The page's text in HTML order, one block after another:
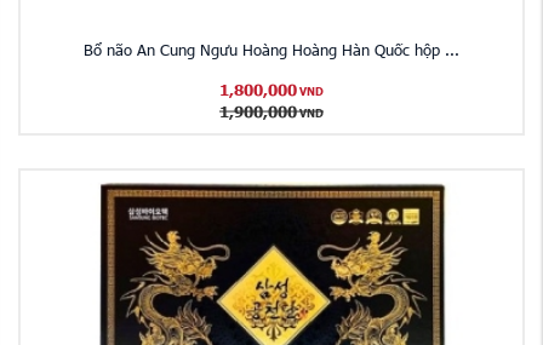
Bổ não An Cung Ngưu Hoàng Hoàng Hàn Quốc hộp ...
1,800,000 VND
1,900,000 VND